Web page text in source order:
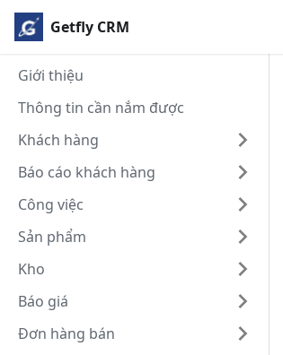
Getfly CRM
Giới thiệu
Thông tin cần nắm được
Khách hàng
Báo cáo khách hàng
Công việc
Sản phẩm
Kho
Báo giá
Đơn hàng bán